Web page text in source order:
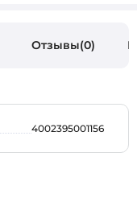
Отзывы(0)
4002395001156